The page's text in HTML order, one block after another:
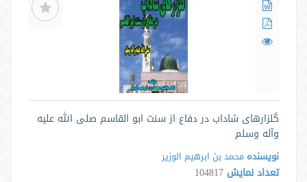
گلزارهای شاداب در دفاع از سنت ابو القاسم صلی الله علیه
وآله وسلم
نویسنده محمد بن ابرهیم الوزیر
تعداد نمایش 104817